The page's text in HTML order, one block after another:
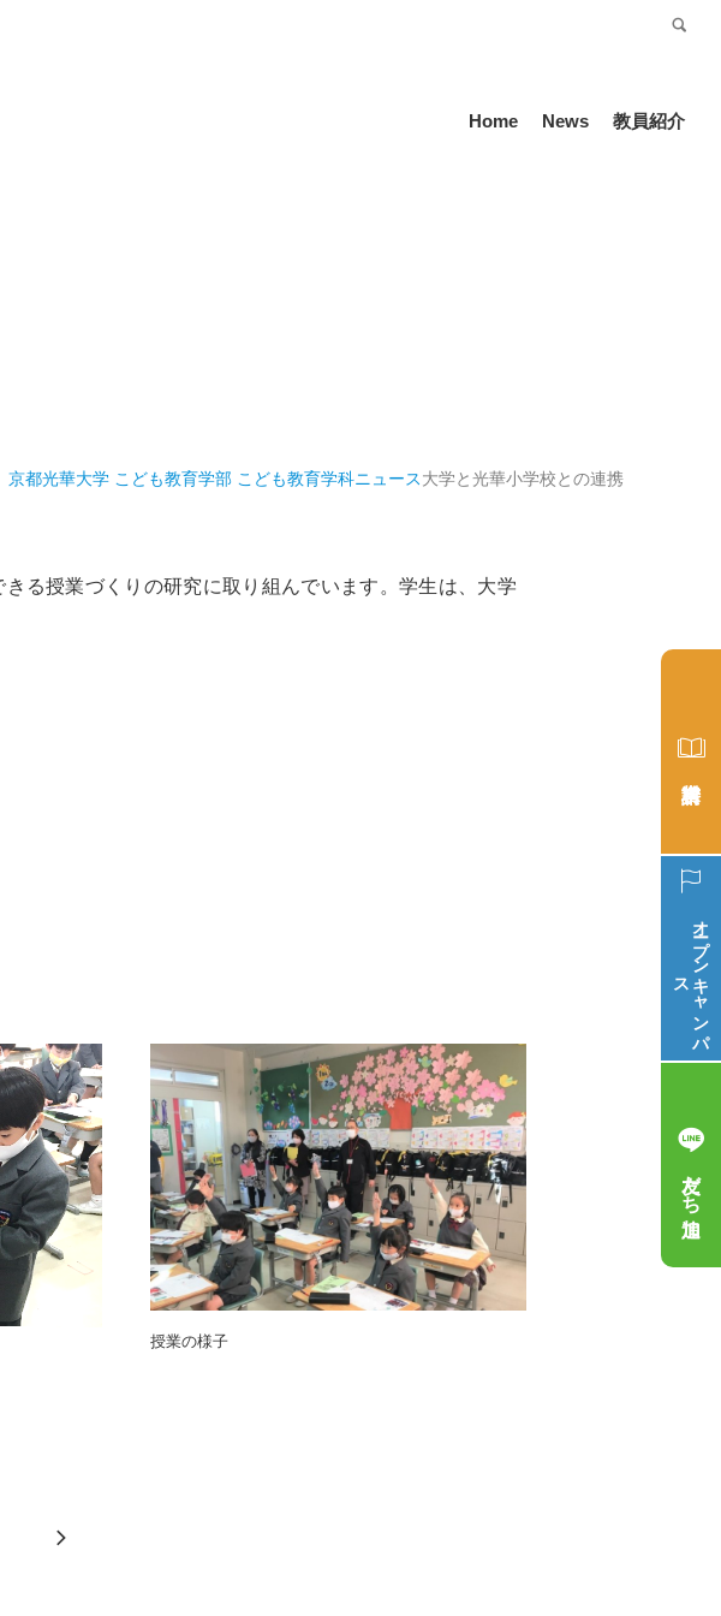
Home News 教員紹介
京都光華大学 こども教育学部 こども教育学科ニュース大学と光華小学校との連携
る授業づくりの研究に取り組んでいます。学生は、大学
授業の様子
オープン
キ
ャ
ン
パ
ス
友だち追加